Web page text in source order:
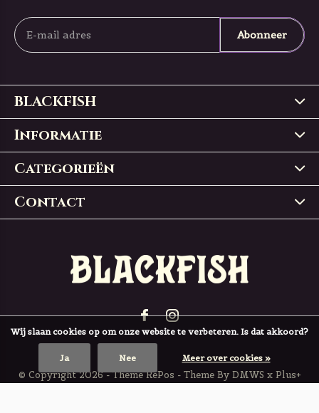
Abonneer
BLACKFISH
Informatie
Categorieën
Contact
© Copyright2026- Theme RePos - Theme By DMWS x Plus+
Wij slaan cookies op om onze website te verbeteren. Is dat akkoord?
Ja Nee Meer over cookies »